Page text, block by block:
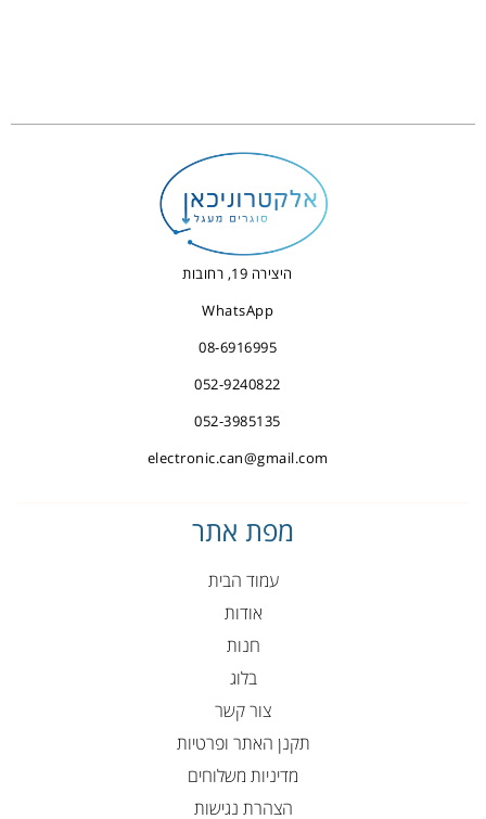
היצירה 19, רחובות
WhatsApp
08-6916995
052-9240822
052-3985135
electronic.can@gmail.com
מפת אתר
עמוד הבית
אודות
חנות
בלוג
צור קשר
תקנן האתר ופרטיות
מדיניות משלוחים
הצהרת נגישות